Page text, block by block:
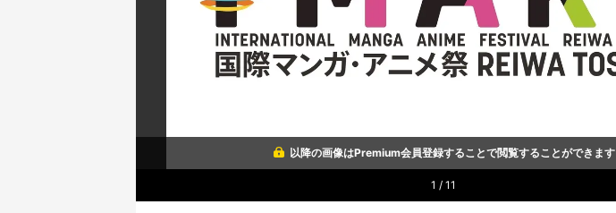
以降の画像はPremium会員登録することで閲覧することができます
1 / 11